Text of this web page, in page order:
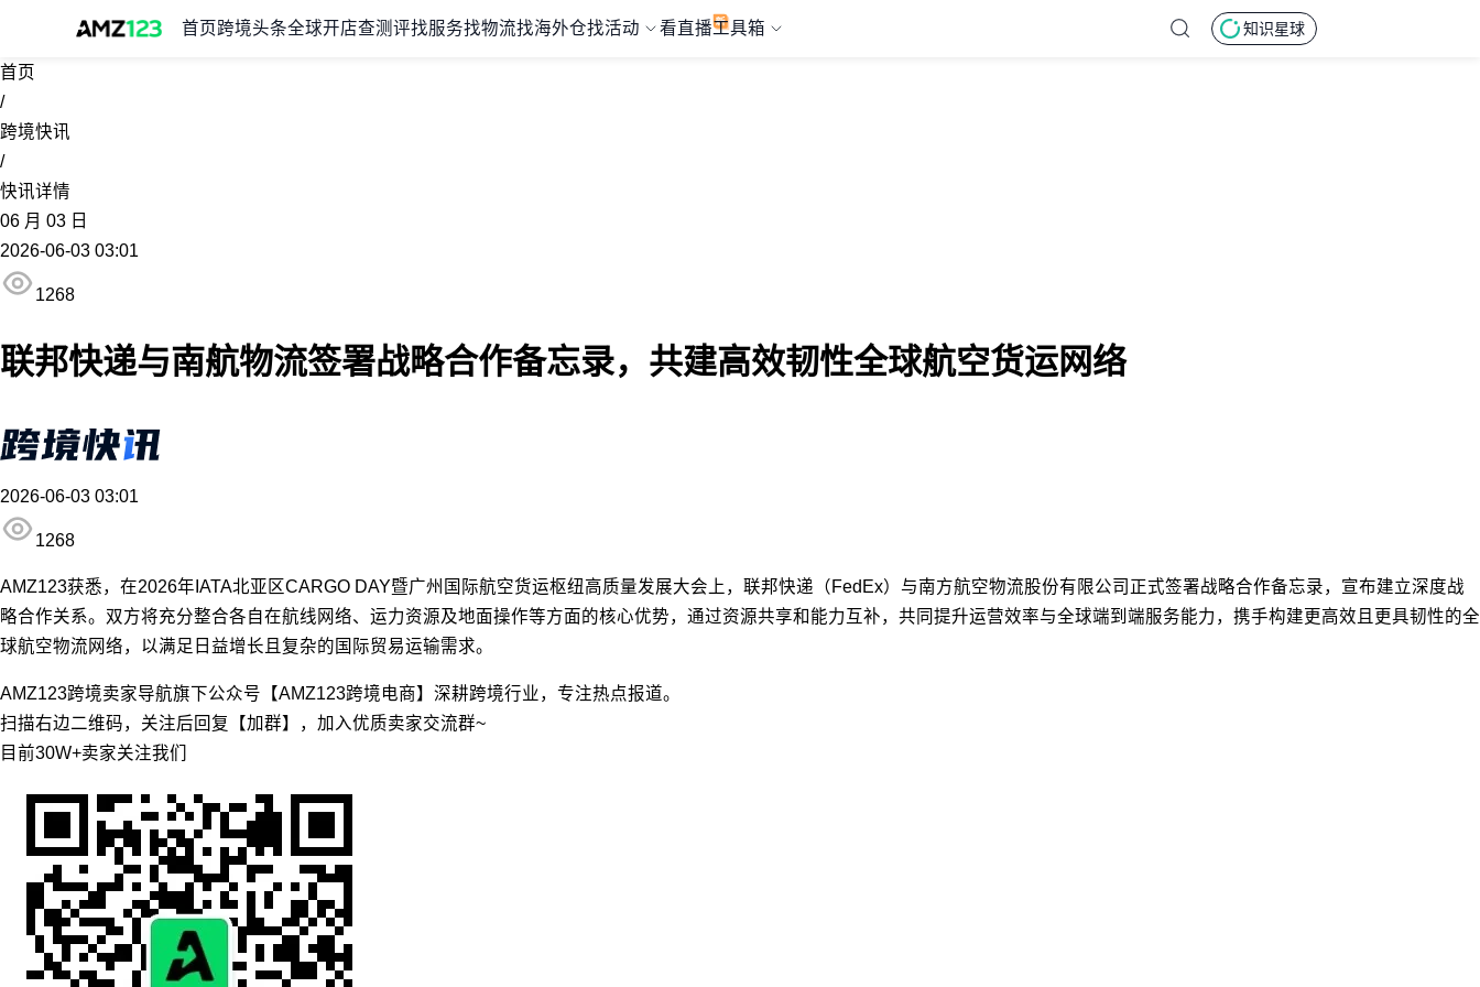
首页 跨境头条全球开店查测评找服务找物流找海外仓找活动 看直播工具箱 知识星球
首页
/
跨境快讯
/
快讯详情
06 月 03 日
2026-06-03 03:01
1268
联邦快递与南航物流签署战略合作备忘录，共建高效韧性全球航空货运网络
2026-06-03 03:01
1268
AMZ123获悉，在2026年IATA北亚区CARGO DAY暨广州国际航空货运枢纽高质量发展大会上，联邦快递（FedEx）与南方航空物流股份有限公司正式签署战略合作备忘录，宣布建立深度战
略合作关系。双方将充分整合各自在航线网络、运力资源及地面操作等方面的核心优势，通过资源共享和能力互补，共同提升运营效率与全球端到端服务能力，携手构建更高效且更具韧性的全
球航空物流网络，以满足日益增长且复杂的国际贸易运输需求。
AMZ123跨境卖家导航旗下公众号【AMZ123跨境电商】深耕跨境行业，专注热点报道。
扫描右边二维码，关注后回复【加群】，加入优质卖家交流群~
目前30W+卖家关注我们